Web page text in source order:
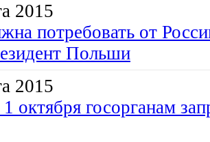
2015
потребовать от
Польши
2015
госорганам